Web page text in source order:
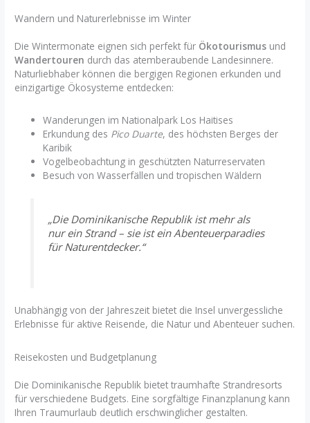
Wandern und Naturerlebnisse im Winter
Die Wintermonate eignen sich perfekt für Ökotourismus und
Wandertouren durch das atemberaubende Landesinnere.
Naturliebhaber können die bergigen Regionen erkunden und
einzigartige Ökosysteme entdecken:
Wanderungen im Nationalpark Los Haitises
Erkundung des Pico Duarte, des höchsten Berges der
Karibik
Vogelbeobachtung in geschützten Naturreservaten
Besuch von Wasserfällen und tropischen Wäldern
„Die Dominikanische Republik ist mehr als
nur ein Strand – sie ist ein Abenteuerparadies
für Naturentdecker.“
Unabhängig von der Jahreszeit bietet die Insel unvergessliche
Erlebnisse für aktive Reisende, die Natur und Abenteuer suchen.
Reisekosten und Budgetplanung
Die Dominikanische Republik bietet traumhafte Strandresorts
für verschiedene Budgets. Eine sorgfältige Finanzplanung kann
Ihren Traumurlaub deutlich erschwinglicher gestalten.